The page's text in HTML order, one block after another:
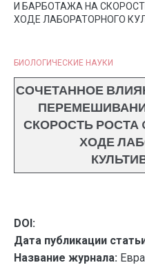
И БАРБОТАЖА НА СКОРОСТЬ
ХОДЕ ЛАБОРАТОРНОГО
БИОЛОГИЧЕСКИЕ НАУКИ
СОЧЕТАННОЕ
СКОРОСТЬ РОСТА
ХОДЕ
DOI:
Дата публикации
Название журнала: